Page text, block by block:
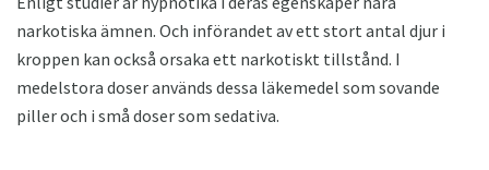
narkotiska ämnen. Och införandet av ett stort antal djur i
kroppen kan också orsaka ett narkotiskt tillstånd. I
medelstora doser används dessa läkemedel som sovande
piller och i små doser som sedativa.